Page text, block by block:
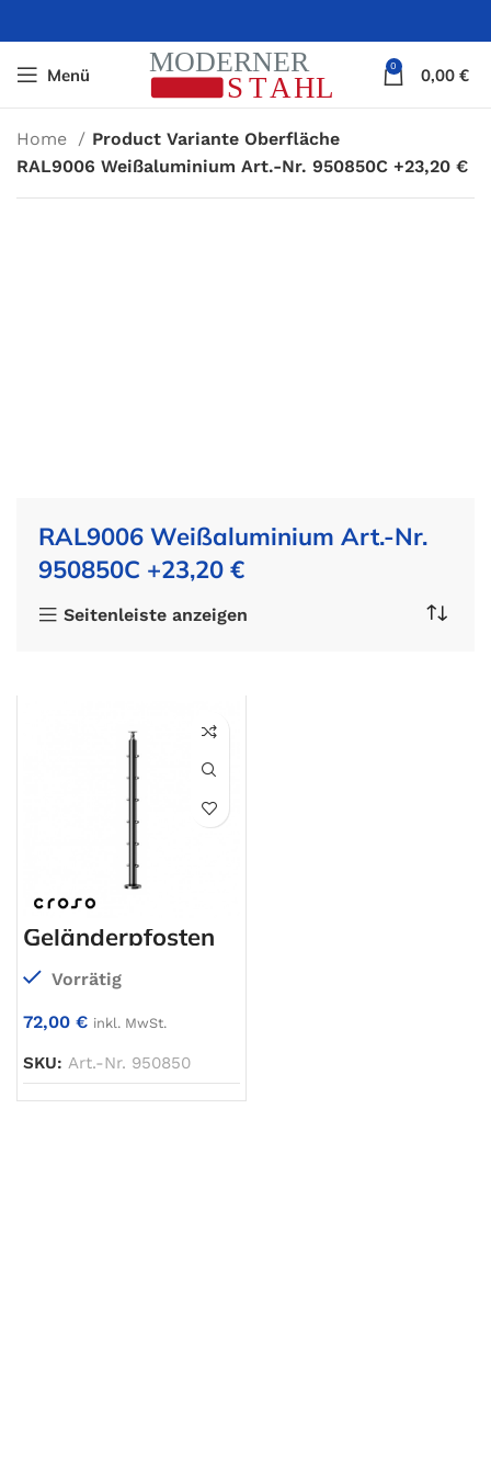
Menü 0 0,00 €
Home
Product Variante Oberfläche
RAL9006 Weißaluminium Art.-Nr. 950850C +23,20 €
RAL9006 Weißaluminium Art.-Nr.
950850C +23,20 €
Seitenleiste anzeigen
Geländerpfosten
Vorrätig
72,00 € inkl. MwSt.
SKU: Art.-Nr. 950850